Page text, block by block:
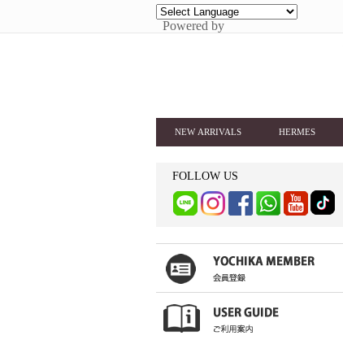
Powered by
NEW ARRIVALS HERMES
FOLLOW US